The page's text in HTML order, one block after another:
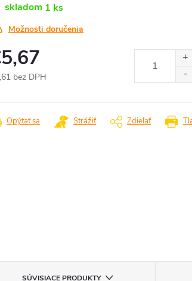
skladom 1 ks
Možnosti doručenia
bez DPH
Opýtať sa Strážiť Zdieľať
SÚVISIACE PRODUKTY